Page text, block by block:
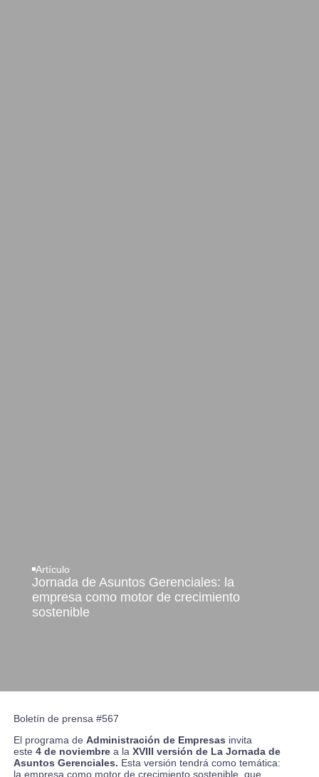
Artículo
Jornada de Asuntos Gerenciales: la
empresa como motor de crecimiento
sostenible
Boletín de prensa #567
El programa de Administración de Empresas invita
este 4 de noviembre a la XVIII versión de La Jornada de
Asuntos Gerenciales. Esta versión tendrá como temática:
la empresa como motor de crecimiento sostenible, que